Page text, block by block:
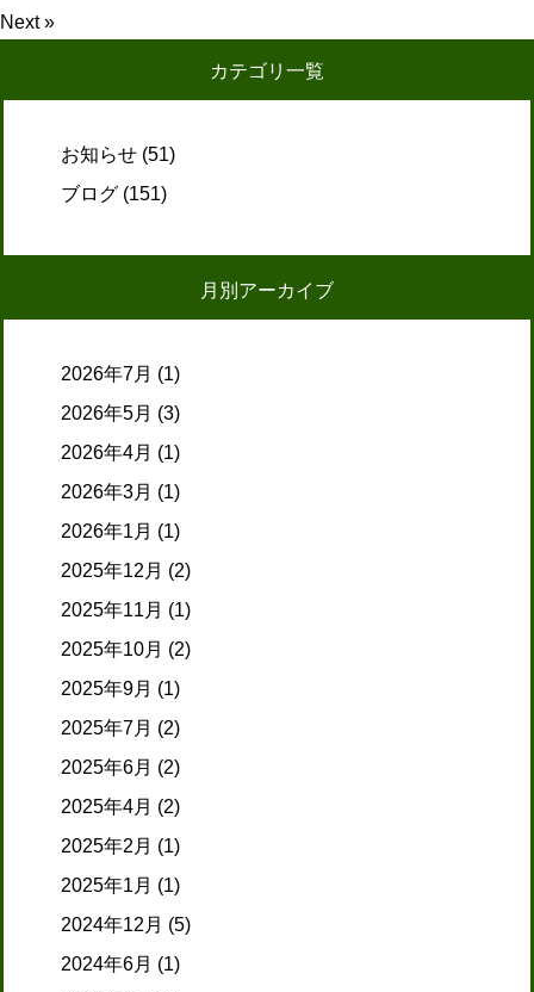
Next »
カテゴリ一覧
お知らせ (51)
ブログ (151)
月別アーカイブ
2026年7月 (1)
2026年5月 (3)
2026年4月 (1)
2026年3月 (1)
2026年1月 (1)
2025年12月 (2)
2025年11月 (1)
2025年10月 (2)
2025年9月 (1)
2025年7月 (2)
2025年6月 (2)
2025年4月 (2)
2025年2月 (1)
2025年1月 (1)
2024年12月 (5)
2024年6月 (1)